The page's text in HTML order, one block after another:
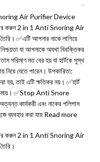
Air Purifier Device
করুন 2 in 1 Anti Snoring Air
✅এটি আপনার নাকে লাগিয়ে
যা আপনাকে অযথা বিরক্তিকর
পরিমাণ মত বের হয় যা হার্টকে সুস্থ
নিয়ে যেতে পারেন। উপকারিতা:
হয়, তাই এটি ক্ষতিকর নয়। ✅হার্ট
কমায়। ✅Stop Anti Snore
কার্যকরী এবং নাকের পলিপাস
ব্যবহার করা যায় Read more
করুন 2 in 1 Anti Snoring Air